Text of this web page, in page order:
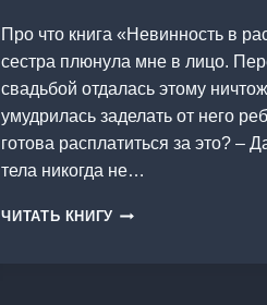
Про что книга «Невинность в
сестра плюнула мне в лицо.
свадьбой отдалась этому
умудрилась заделать от него
готова расплатиться за это? –
тела никогда не…
ЧИТАТЬ КНИГУ НЕВИННОСТЬ